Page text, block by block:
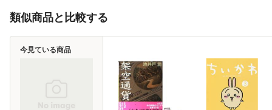
類似商品と比較する
今見ている商品